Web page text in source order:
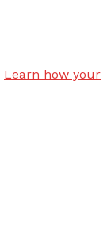
Learn how your